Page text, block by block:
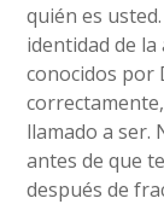
quién es
identidad de
conocidos por
llamado a ser.
antes de que
después de